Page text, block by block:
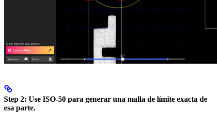
Step 2: Use ISO-50 para generar una malla de límite exacta de
esa parte.